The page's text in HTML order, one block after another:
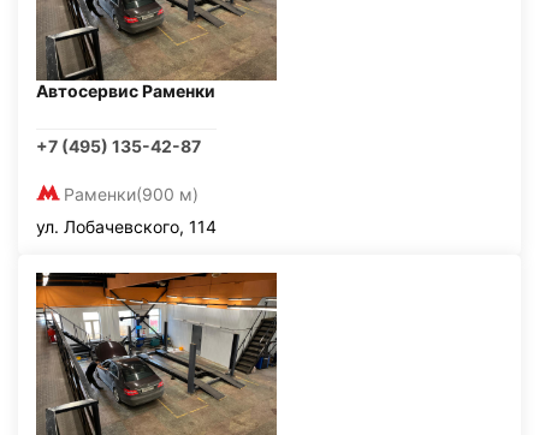
Автосервис Раменки
+7 (495) 135-42-87
Раменки(900 м)
ул. Лобачевского, 114